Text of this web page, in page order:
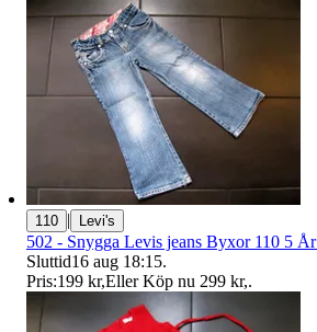
110 | Levi's
502 - Snygga Levis jeans Byxor 110 5
Sluttid16 aug 18:15.
Pris:199 kr,Eller Köp nu 299 kr,.